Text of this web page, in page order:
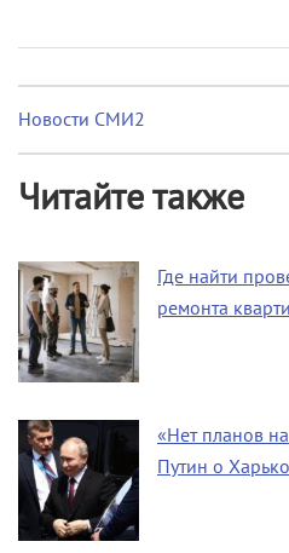
Новости СМИ2
Читайте также
Где найти
ремонта
«Нет планов
Путин о